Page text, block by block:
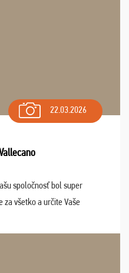
22.03.2026
spoločnosť bol super
za všetko a určite Vaše